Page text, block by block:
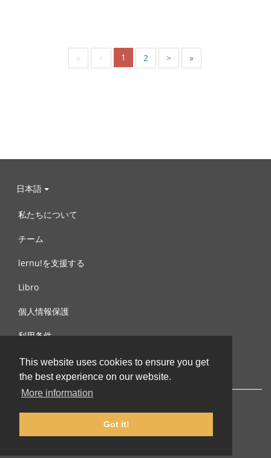
This website uses cookies to ensure you get
the best experience on our website.
More information
Got it!
« < 1 2 > »
日本語
私たちについて
チーム
lernu!を支援する
Libro
個人情報保護
利用条件
お問合せ
© 2002-2026 lernu.net |Impressum